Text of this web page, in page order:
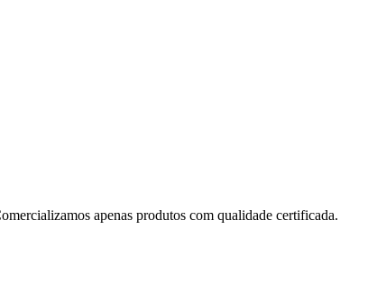
apenas produtos com qualidade certificada.